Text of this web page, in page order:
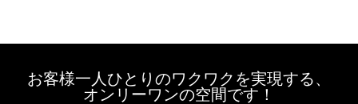
お客様一人ひとりのワクワクを実現する、
オンリーワンの空間です！